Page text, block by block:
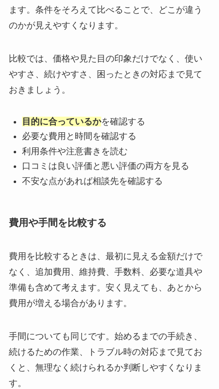
ます。条件をそろえて比べることで、どこが違う
のかが見えやすくなります。
比較では、価格や見た目の印象だけでなく、使い
やすさ、続けやすさ、困ったときの対応まで見て
おきましょう。
目的に合っているかを確認する
必要な費用と時間を確認する
利用条件や注意書きを読む
口コミは良い評価と悪い評価の両方を見る
不安な点があれば相談先を確認する
費用や手間を比較する
費用を比較するときは、最初に見える金額だけで
なく、追加費用、維持費、手数料、必要な道具や
準備も含めて考えます。安く見えても、あとから
費用が増える場合があります。
手間についても同じです。始めるまでの手続き、
続けるための作業、トラブル時の対応まで見てお
くと、無理なく続けられるか判断しやすくなりま
す。